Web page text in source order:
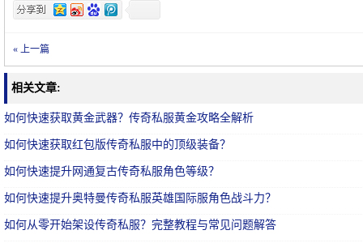
« 上一篇
相关文章:
如何快速获取黄金武器？传奇私服黄金攻略全解析
如何快速获取红包版传奇私服中的顶级装备？
如何快速提升网通复古传奇私服角色等级？
如何快速提升奥特曼传奇私服英雄国际服角色战斗力？
如何从零开始架设传奇私服？完整教程与常见问题解答